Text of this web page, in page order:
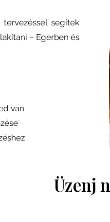
tervezéssel segítek
– Egerben és
van
Üzenj